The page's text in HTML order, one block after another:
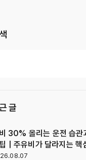
글
30% 올리는 운전 습관
｜주유비가 달라지는 핵